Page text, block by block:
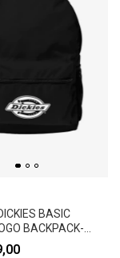
BASIC
BACKPACK-